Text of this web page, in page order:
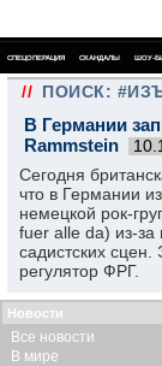
СПЕЦОПЕРАЦИЯ СКАНДАЛЫ ШОУ-
// ПОИСК:
В Германии
Rammstein
Сегодня
что в Германии
немецкой рок-
fuer alle da) из-
садистских
регулятор ФРГ.
Новости
Все новости
В мире